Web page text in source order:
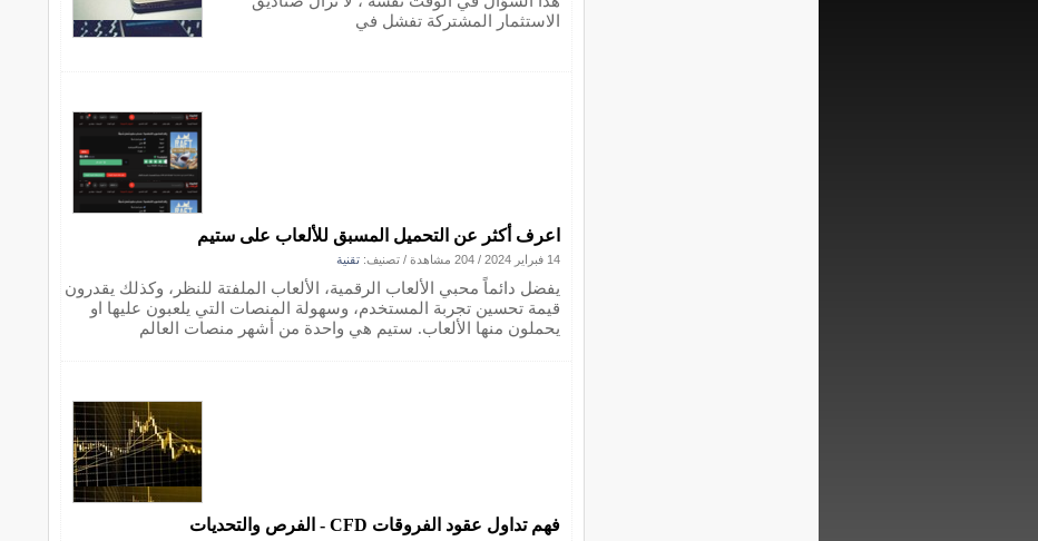
الاستثمار المشتركة تفشل في
اعرف أكثر عن التحميل المسبق للألعاب على ستيم
14 فبراير 2024 / 204 مشاهدة / تصنيف: تقنية
يفضل دائماً محبي الألعاب الرقمية، الألعاب الملفتة للنظر، وكذلك يقدرون
قيمة تحسين تجربة المستخدم، وسهولة المنصات التي يلعبون عليها او
يحملون منها الألعاب. ستيم هي واحدة من أشهر منصات العالم
فهم تداول عقود الفروقات CFD - الفرص والتحديات